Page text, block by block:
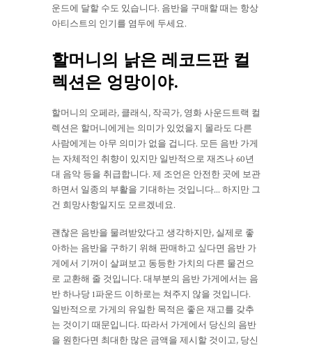
운드에 달할 수도 있습니다. 음반을 구매할 때는 항상
아티스트의 인기를 염두에 두세요.
할머니의 낡은 레코드판 컬
렉션은 엉망이야.
할머니의 오페라, 클래식, 작곡가, 영화 사운드트랙 컬
렉션은 할머니에게는 의미가 있었을지 몰라도 다른
사람에게는 아무 의미가 없을 겁니다. 모든 음반 가게
는 자체적인 취향이 있지만 일반적으로 재즈나 60년
대 음악 등을 취급합니다. 제 조언은 안전한 곳에 보관
하면서 일종의 부활을 기대하는 것입니다... 하지만 그
건 희망사항일지도 모르겠네요.
괜찮은 음반을 물려받았다고 생각하지만, 실제로 좋
아하는 음반을 구하기 위해 판매하고 싶다면 음반 가
게에서 기꺼이 살펴보고 동등한 가치의 다른 물건으
로 교환해 줄 것입니다. 대부분의 음반 가게에서는 음
반 하나당 1파운드 이하로는 쳐주지 않을 것입니다.
일반적으로 가게의 유일한 목적은 좋은 재고를 갖추
는 것이기 때문입니다. 따라서 가게에서 당신의 음반
을 원한다면 최대한 많은 금액을 제시할 것이고, 당신